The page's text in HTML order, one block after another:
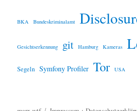
BKA Bundeskriminalamt
Gesichtserkennung git Hamburg Kameras
Segeln Symfony Profiler Tor USA